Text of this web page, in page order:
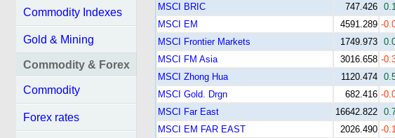
Commodity Indexes
Gold & Mining
Commodity & Forex
Commodity
Forex rates
MSCI BRIC
747.426
MSCI EM
4591.289 -
MSCI Frontier Markets
1749.973
MSCI FM Asia
3016.658 -
MSCI Zhong Hua
1120.474
MSCI Gold. Drgn
682.416 -
MSCI Far East
16642.822
MSCI EM FAR EAST
2026.490 -